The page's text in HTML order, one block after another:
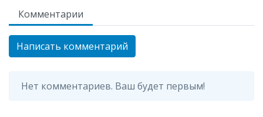
Комментарии
Написать комментарий
Нет комментариев. Ваш будет первым!